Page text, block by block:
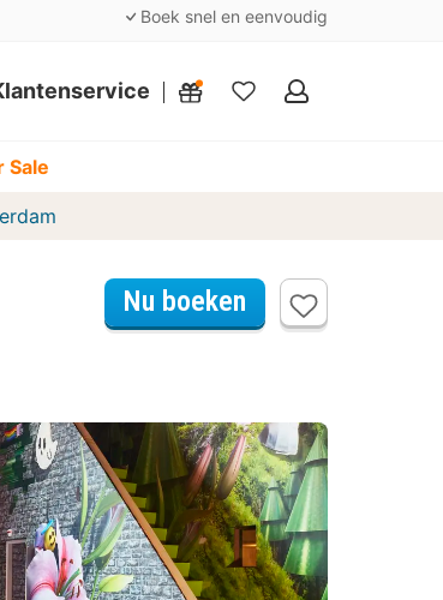
Boek snel en eenvoudig
Mijn
Nu boeken